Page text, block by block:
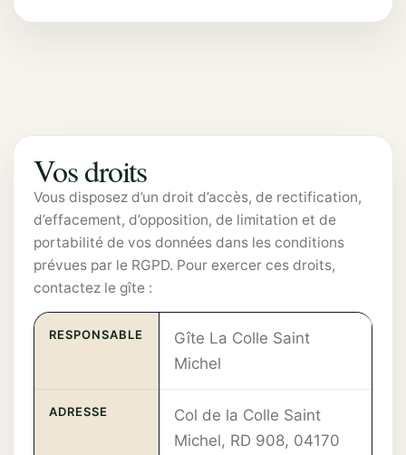
Vos droits
Vous disposez d’un droit d’accès, de rectification,
d’effacement, d’opposition, de limitation et de
portabilité de vos données dans les conditions
prévues par le RGPD. Pour exercer ces droits,
contactez le gîte :
RESPONSABLE
Gîte La Colle Saint
Michel
ADRESSE
Col de la Colle Saint
Michel, RD 908, 04170